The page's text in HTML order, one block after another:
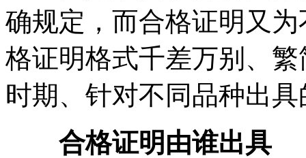
确规定，而合格证明又
格证明格式千差万别、
时期、针对不同品种出
合格证明由谁出具